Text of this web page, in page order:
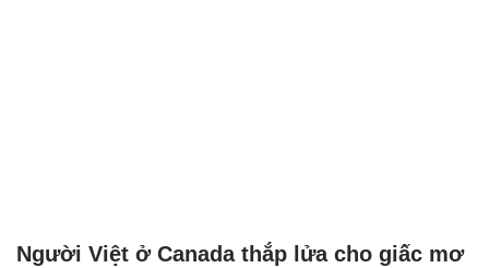
Người Việt ở Canada thắp lửa cho giấc mơ